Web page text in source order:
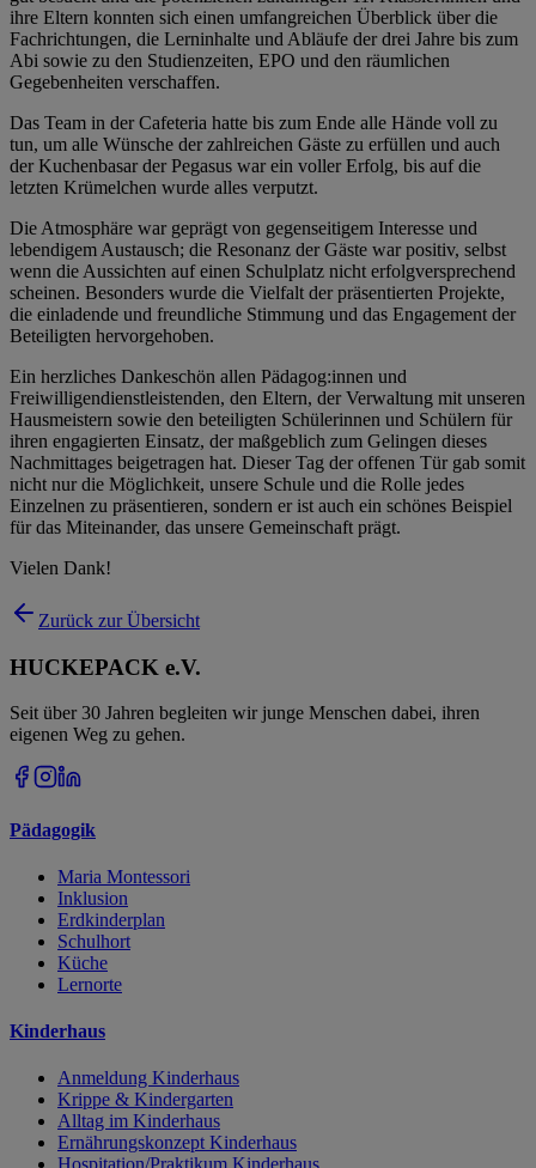
ihre Eltern konnten sich einen umfangreichen Überblick über die
Fachrichtungen, die Lerninhalte und Abläufe der drei Jahre bis zum
Abi sowie zu den Studienzeiten, EPO und den räumlichen
Gegebenheiten verschaffen.
Das Team in der Cafeteria hatte bis zum Ende alle Hände voll zu
tun, um alle Wünsche der zahlreichen Gäste zu erfüllen und auch
der Kuchenbasar der Pegasus war ein voller Erfolg, bis auf die
letzten Krümelchen wurde alles verputzt.
Die Atmosphäre war geprägt von gegenseitigem Interesse und
lebendigem Austausch; die Resonanz der Gäste war positiv, selbst
wenn die Aussichten auf einen Schulplatz nicht erfolgversprechend
scheinen. Besonders wurde die Vielfalt der präsentierten Projekte,
die einladende und freundliche Stimmung und das Engagement der
Beteiligten hervorgehoben.
Ein herzliches Dankeschön allen Pädagog:innen und
Freiwilligendienstleistenden, den Eltern, der Verwaltung mit unseren
Hausmeistern sowie den beteiligten Schülerinnen und Schülern für
ihren engagierten Einsatz, der maßgeblich zum Gelingen dieses
Nachmittages beigetragen hat. Dieser Tag der offenen Tür gab somit
nicht nur die Möglichkeit, unsere Schule und die Rolle jedes
Einzelnen zu präsentieren, sondern er ist auch ein schönes Beispiel
für das Miteinander, das unsere Gemeinschaft prägt.
Vielen Dank!
Zurück zur Übersicht
HUCKEPACK e.V.
Seit über 30 Jahren begleiten wir junge Menschen dabei, ihren
eigenen Weg zu gehen.
Pädagogik
Maria Montessori
Inklusion
Erdkinderplan
Schulhort
Küche
Lernorte
Kinderhaus
Anmeldung Kinderhaus
Krippe & Kindergarten
Alltag im Kinderhaus
Ernährungskonzept Kinderhaus